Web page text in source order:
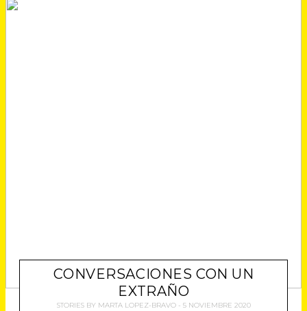
CONVERSACIONES CON UN
EXTRAÑO
STORIES BY MARTA LOPEZ-BRAVO 5 NOVIEMBRE 2020